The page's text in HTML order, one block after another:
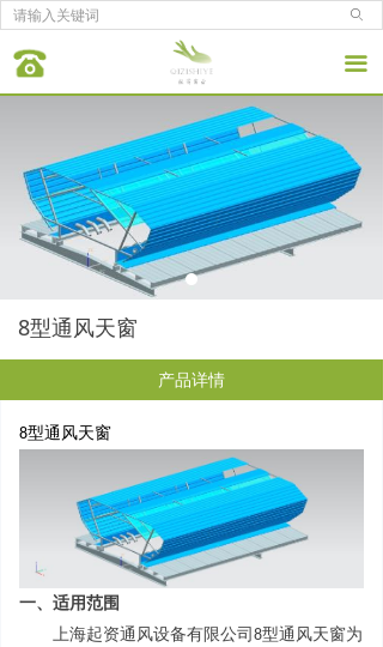
ꄙ
끀
产品详情
8型通风天窗
一、适用范围
上海起资通风设备有限公司 8型通风天窗为
8型通风天窗